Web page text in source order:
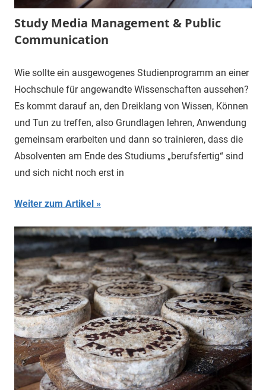
Study Media Management & Public
Communication
Wie sollte ein ausgewogenes Studienprogramm an einer
Hochschule für angewandte Wissenschaften aussehen?
Es kommt darauf an, den Dreiklang von Wissen, Können
und Tun zu treffen, also Grundlagen lehren, Anwendung
gemeinsam erarbeiten und dann so trainieren, dass die
Absolventen am Ende des Studiums „berufsfertig“ sind
und sich nicht noch erst in
Weiter zum Artikel